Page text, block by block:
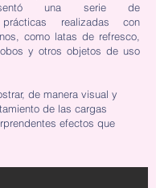
una serie de
prácticas realizadas con
como latas de refresco,
y otros objetos de uso
de manera visual y
de las cargas
efectos que